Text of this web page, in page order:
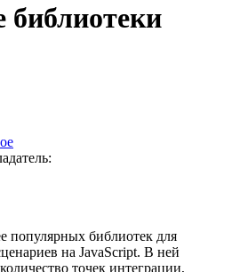
популярных библиотек для
на JavaScript. В ней
точек интеграции,